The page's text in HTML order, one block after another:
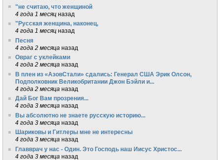
"не считаю, что женщиной
4 года 1 месяц назад
"Русская женщина, наконец,
4 года 1 месяц назад
Песня
4 года 2 месяца назад
Овраг с уклейками
4 года 2 месяца назад
В плен из «АзовСтали» сдались: Генерал США Эрик Олсон,
Подполковник Великобритании Джон Бэйли и...
4 года 2 месяца назад
Дай Бог Вам прозрения...
4 года 3 месяца назад
Вы абсолютно не знаете русскую историю...
4 года 3 месяца назад
Шариковы и Гитлеры мне не интересны
4 года 3 месяца назад
Главврач у нас - Один. Это Господь наш Иисус Христос...
4 года 3 месяца назад